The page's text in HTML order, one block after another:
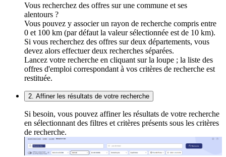
Vous recherchez des offres sur une commune et ses
alentours ?
Vous pouvez y associer un rayon de recherche compris entre
0 et 100 km (par défaut la valeur sélectionnée est de 10 km).
Si vous recherchez des offres sur deux départements, vous
devez alors effectuer deux recherches séparées.
Lancez votre recherche en cliquant sur la loupe ; la liste des
offres d'emploi correspondant à vos critères de recherche est
restituée.
2. Affiner les résultats de votre recherche
Si besoin, vous pouvez affiner les résultats de votre recherche
en sélectionnant des filtres et critères présents sous les critères
de recherche.